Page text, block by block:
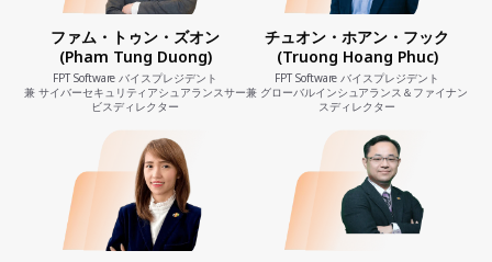
ファム・トゥン・ズオン
(Pham Tung Duong)
FPT Software バイスプレジデント
兼 サイバーセキュリティアシュアランスサー
ビスディレクター
チュオン・ホアン・フック
(Truong Hoang Phuc)
FPT Software バイスプレジデント
兼 グローバルインシュアランス＆ファイナン
スディレクター